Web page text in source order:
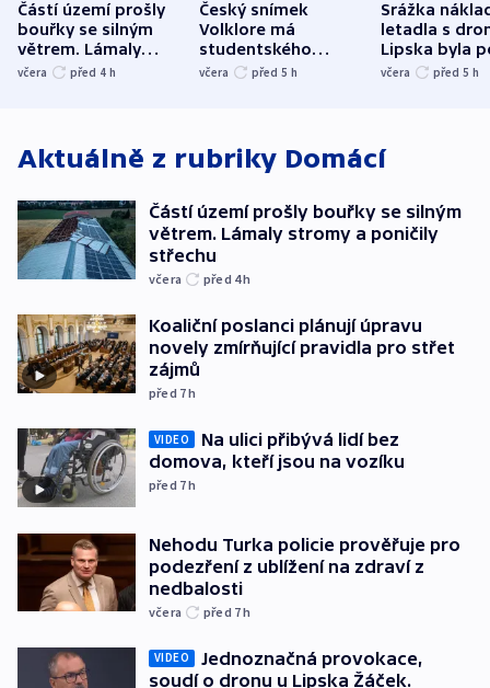
Částí území prošly
bouřky se silným
větrem. Lámaly
stromy a poničily
včera před 4 h
Český snímek
Volklore má
studentského
Oscara, zabojuje o
včera před 5 h
Srážka
letadla s
Lipska byla
německého
včera před 5 h
Aktuálně z rubriky Domácí
Částí území prošly bouřky se silným
větrem. Lámaly stromy a poničily
střechu
včera před 4h
Koaliční poslanci plánují úpravu
novely zmírňující pravidla pro střet
zájmů
před 7h
VIDEO
Na ulici přibývá lidí bez
domova, kteří jsou na vozíku
před 7h
Nehodu Turka policie prověřuje pro
podezření z ublížení na zdraví z
nedbalosti
včera před 7h
VIDEO
Jednoznačná provokace,
soudí o dronu u Lipska Žáček.